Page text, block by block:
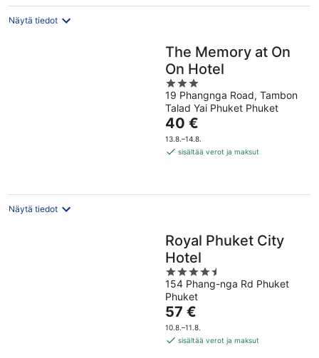
Näytä tiedot
The Memory at On
On Hotel
3
out
of
5
19 Phangnga Road, Tambon
Talad Yai Phuket Phuket
Hinta
on
40 €
40 €
13.8.–14.8.
sisältää verot ja maksut
Näytä tiedot
Royal Phuket City
Hotel
4.5
out
of
5
154 Phang-nga Rd Phuket
Phuket
Hinta
on
57 €
57 €
10.8.–11.8.
sisältää verot ja maksut